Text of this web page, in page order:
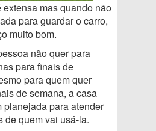
mas quando não
para guardar o carro,
muito bom.
não quer para
para finais de
para quem quer
de semana, a casa
planejada para atender
de quem vai usá-la.